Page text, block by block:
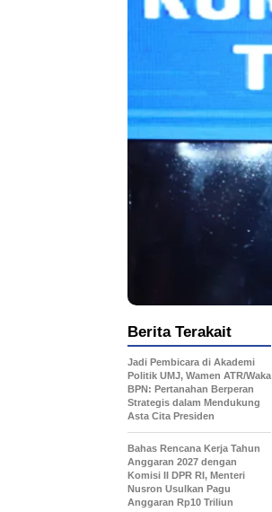
Berita Terakait
Jadi Pembicara di Akademi
Politik UMJ, Wamen ATR/Waka
BPN: Pertanahan Berperan
Strategis dalam Mendukung
Asta Cita Presiden
Bahas Rencana Kerja Tahun
Anggaran 2027 dengan
Komisi II DPR RI, Menteri
Nusron Usulkan Pagu
Anggaran Rp10 Triliun